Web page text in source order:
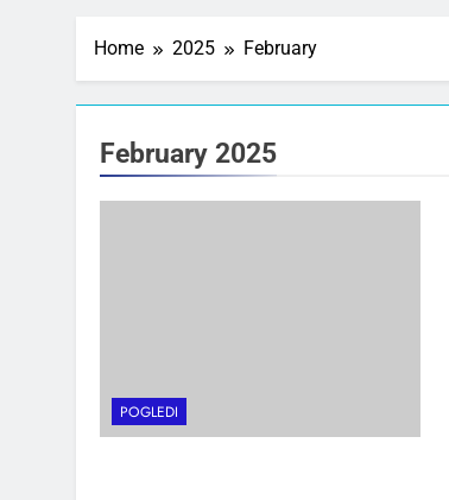
Home 2025 February
February 2025
POGLEDI